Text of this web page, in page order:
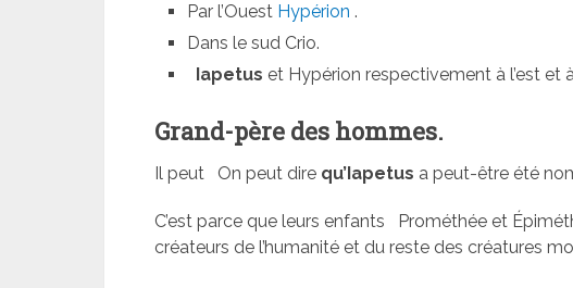
Par l’Ouest Hypérion .
Dans le sud Crio.
Iapetus et Hypérion respectivement à l’est et à
Grand-père des hommes.
Il peut On peut dire qu’Iapetus a peut-être été
C’est parce que leurs enfants
Prométhée et
créateurs de l’humanité et du reste des créatures